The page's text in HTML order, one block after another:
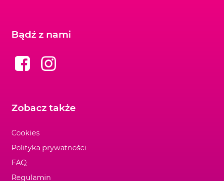
Zobacz także
Cookies
Polityka prywatności
FAQ
Regulamin
Bądź z nami